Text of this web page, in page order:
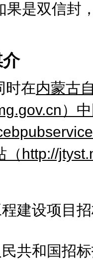
果是双信封
时在内蒙古
）
（http://
建设项目
共和国招